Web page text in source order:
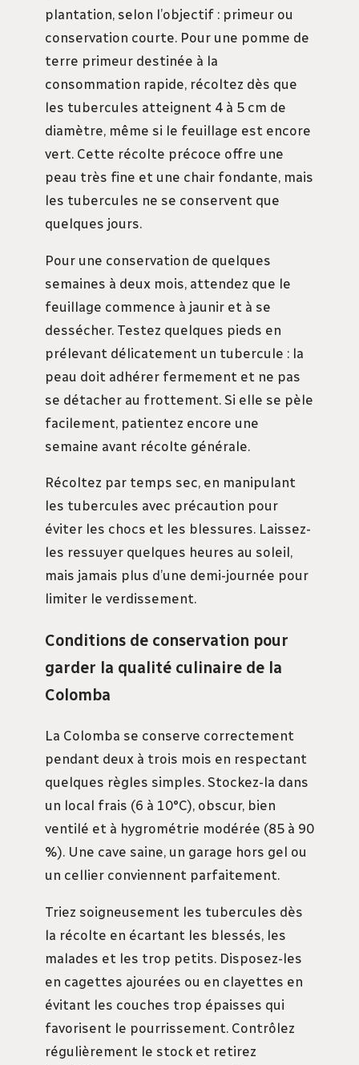
plantation, selon l’objectif : primeur ou
conservation courte. Pour une pomme de
terre primeur destinée à la
consommation rapide, récoltez dès que
les tubercules atteignent 4 à 5 cm de
diamètre, même si le feuillage est encore
vert. Cette récolte précoce offre une
peau très fine et une chair fondante, mais
les tubercules ne se conservent que
quelques jours.
Pour une conservation de quelques
semaines à deux mois, attendez que le
feuillage commence à jaunir et à se
dessécher. Testez quelques pieds en
prélevant délicatement un tubercule : la
peau doit adhérer fermement et ne pas
se détacher au frottement. Si elle se pèle
facilement, patientez encore une
semaine avant récolte générale.
Récoltez par temps sec, en manipulant
les tubercules avec précaution pour
éviter les chocs et les blessures. Laissez-
les ressuyer quelques heures au soleil,
mais jamais plus d’une demi-journée pour
limiter le verdissement.
Conditions de conservation pour
garder la qualité culinaire de la
Colomba
La Colomba se conserve correctement
pendant deux à trois mois en respectant
quelques règles simples. Stockez-la dans
un local frais (6 à 10°C), obscur, bien
ventilé et à hygrométrie modérée (85 à 90
%). Une cave saine, un garage hors gel ou
un cellier conviennent parfaitement.
Triez soigneusement les tubercules dès
la récolte en écartant les blessés, les
malades et les trop petits. Disposez-les
en cagettes ajourées ou en clayettes en
évitant les couches trop épaisses qui
favorisent le pourrissement. Contrôlez
régulièrement le stock et retirez